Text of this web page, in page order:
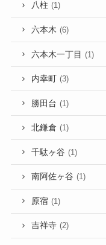
八柱 (1)
六本木 (6)
六本木一丁目 (1)
内幸町 (3)
勝田台 (1)
北鎌倉 (1)
千駄ヶ谷 (1)
南阿佐ヶ谷 (1)
原宿 (1)
吉祥寺 (2)